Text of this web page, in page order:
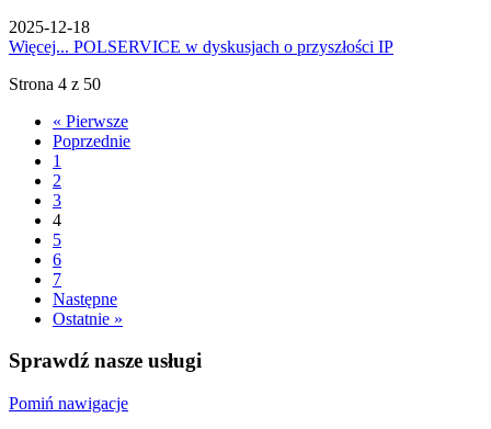
2025-12-18
Więcej... POLSERVICE w dyskusjach o przyszłości IP
Strona 4 z 50
« Pierwsze
Poprzednie
1
2
3
4
5
6
7
Następne
Ostatnie »
Sprawdź nasze usługi
Pomiń nawigacje